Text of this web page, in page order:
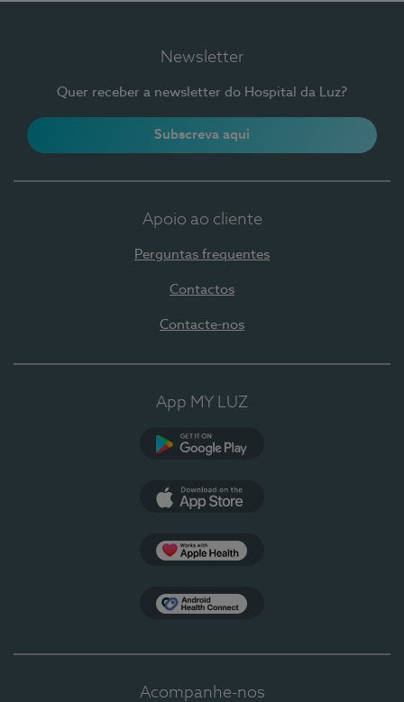
Newsletter
Quer receber a newsletter do Hospital da Luz?
Subscreva aqui
Apoio ao cliente
Perguntas frequentes
Contactos
Contacte-nos
App MY LUZ
Acompanhe-nos